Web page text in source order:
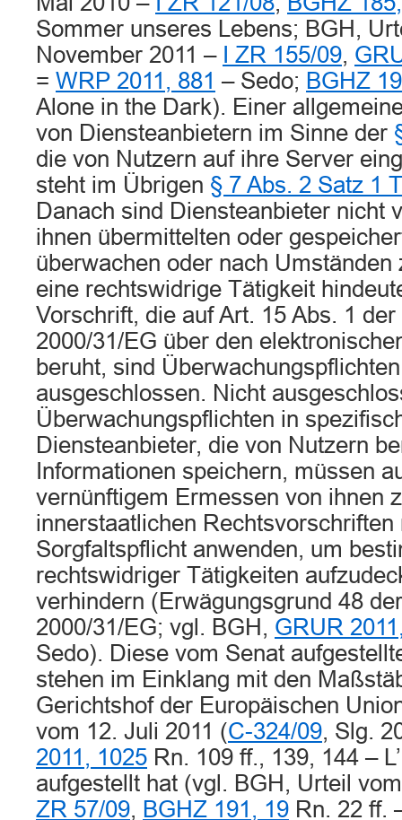
Sommer unseres Lebens; BGH,
November 2011 –
I ZR 155/09,
= WRP 2011, 881 – Sedo; BGHZ
Alone in the Dark). Einer
von Diensteanbietern im Sinne der
die von Nutzern auf ihre Server
steht im Übrigen § 7 Abs. 2 Satz 1
Danach sind Diensteanbieter nicht
ihnen übermittelten oder
überwachen oder nach Umständen
eine rechtswidrige Tätigkeit
Vorschrift, die auf Art. 15 Abs. 1
2000/31/EG über den
beruht, sind
ausgeschlossen. Nicht
Überwachungspflichten in
Diensteanbieter, die von Nutzern
Informationen speichern, müssen
vernünftigem Ermessen von ihnen
innerstaatlichen Rechtsvorschriften
Sorgfaltspflicht anwenden, um
rechtswidriger Tätigkeiten
verhindern (Erwägungsgrund 48
2000/31/EG; vgl. BGH, GRUR
Sedo). Diese vom Senat
stehen im Einklang mit den
Gerichtshof der Europäischen
vom 12. Juli 2011 (C-324/09, Slg.
2011, 1025 Rn. 109 ff., 139, 144 –
aufgestellt hat (vgl. BGH, Urteil
ZR 57/09, BGHZ 191, 19 Rn. 22 ff.